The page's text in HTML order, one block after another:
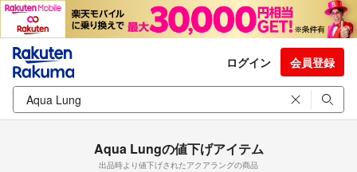
ログイン 会員登録
Aqua Lungの値下げアイテム
出品時より値下げされたアクアラングの商品